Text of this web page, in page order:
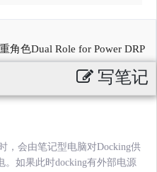
角色Dual Role for Power DRP
写笔记
，会由笔记型电脑对Docking供
。如果此时docking有外部电源